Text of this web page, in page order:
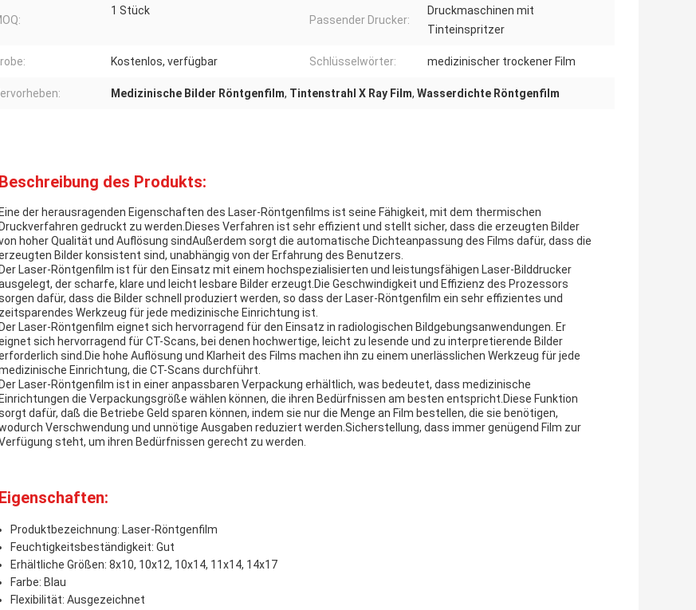
1 Stück
Passender Drucker:
Druckmaschinen mit
Tinteinspritzer
Kostenlos, verfügbar Schlüsselwörter: medizinischer trockener Film
Medizinische Bilder Röntgenfilm, Tintenstrahl X Ray Film, Wasserdichte Röntgenfilm
Beschreibung des Produkts:
Eine der herausragenden Eigenschaften des Laser-Röntgenfilms ist seine Fähigkeit, mit dem thermischen
Druckverfahren gedruckt zu werden.Dieses Verfahren ist sehr effizient und stellt sicher, dass die erzeugten Bilder
hoher Qualität und Auflösung sindAußerdem sorgt die automatische Dichteanpassung des Films dafür, dass die
Bilder konsistent sind, unabhängig von der Erfahrung des Benutzers.
Der Laser-Röntgenfilm ist für den Einsatz mit einem hochspezialisierten und leistungsfähigen Laser-Bilddrucker
der scharfe, klare und leicht lesbare Bilder erzeugt.Die Geschwindigkeit und Effizienz des Prozessors
dafür, dass die Bilder schnell produziert werden, so dass der Laser-Röntgenfilm ein sehr effizientes und
zeitsparendes Werkzeug für jede medizinische Einrichtung ist.
Der Laser-Röntgenfilm eignet sich hervorragend für den Einsatz in radiologischen Bildgebungsanwendungen. Er
sich hervorragend für CT-Scans, bei denen hochwertige, leicht zu lesende und zu interpretierende Bilder
sind.Die hohe Auflösung und Klarheit des Films machen ihn zu einem unerlässlichen Werkzeug für jede
Einrichtung, die CT-Scans durchführt.
Der Laser-Röntgenfilm ist in einer anpassbaren Verpackung erhältlich, was bedeutet, dass medizinische
Einrichtungen die Verpackungsgröße wählen können, die ihren Bedürfnissen am besten entspricht.Diese Funktion
dafür, daß die Betriebe Geld sparen können, indem sie nur die Menge an Film bestellen, die sie benötigen,
Verschwendung und unnötige Ausgaben reduziert werden.Sicherstellung, dass immer genügend Film zur
steht, um ihren Bedürfnissen gerecht zu werden.
Eigenschaften:
Produktbezeichnung: Laser-Röntgenfilm
Feuchtigkeitsbeständigkeit: Gut
Erhältliche Größen: 8x10, 10x12, 10x14, 11x14, 14x17
Farbe: Blau
Flexibilität: Ausgezeichnet